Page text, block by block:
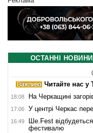
ОСТАННІ НОВИНИ
Читайте нас у
18:08 На Черкащині
17:06 У центрі Черкас
16:49
Ше.Fest
фестивалю